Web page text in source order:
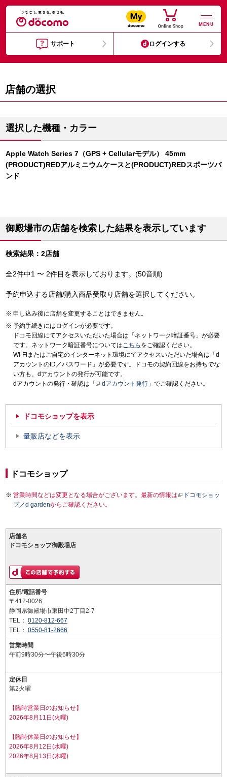
MENU
サポート ログインする
店舗の選択
選択した機種・カラー
Apple Watch Series 7（GPS + Cellularモデル） 45mm
(PRODUCT)REDアルミニウムケースと(PRODUCT)REDスポーツバ
ンド
御殿場市の店舗を検索した結果を表示しています
検索結果：2店舗
全2件中1 〜 2件目を表示しております。(50音順)
予約申込する店舗/購入商品受取り店舗を選択してください。
申し込み後に店舗を変更することはできません。
予約手続きにはログインが必要です。
ドコモ回線にてアクセスいただいた場合は「ネットワーク暗証番号」が必要
です。ネットワーク暗証番号についてはこちら をご確認ください。
Wi-Fiまたはご自宅のインターネット環境にてアクセスいただいた場合は「d
アカウントのID／パスワード」が必要です。ドコモの契約回線をお持ちでな
い方も、dアカウントの発行が可能です。
dアカウントの発行・確認は「
dアカウント発行 」でご確認ください。
ドコモショップを表示
量販店などを表示
ドコモショップ
営業時間などは変更となる場合がございます。最新の情報は
ドコモショッ
プ／d gardenからご確認ください。
店舗名
ドコモショップ御殿場店
住所/電話番号
〒412-0026
静岡県御殿場市東田中2丁目2-7
TEL： 0120-812-667
TEL： 0550-81-2666
営業時間
午前9時30分〜午後6時30分
定休日
第2火曜
【臨時営業日のお知らせ】
2026年8月11日(火曜)
【臨時休業日のお知らせ】
2026年8月12日(水曜)
2026年8月13日(木曜)